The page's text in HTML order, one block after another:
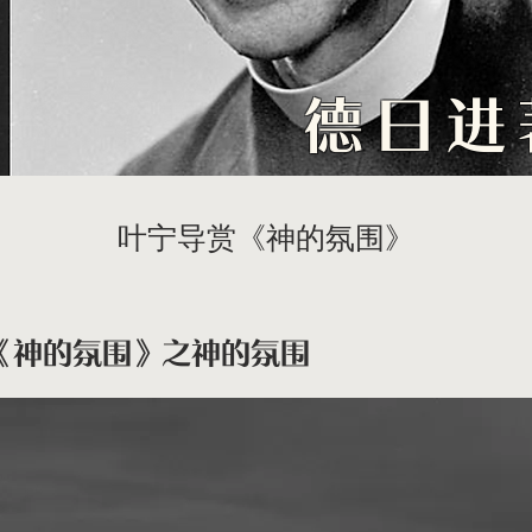
德日
叶宁导赏《神的氛围》
神的氛围》之神的氛围